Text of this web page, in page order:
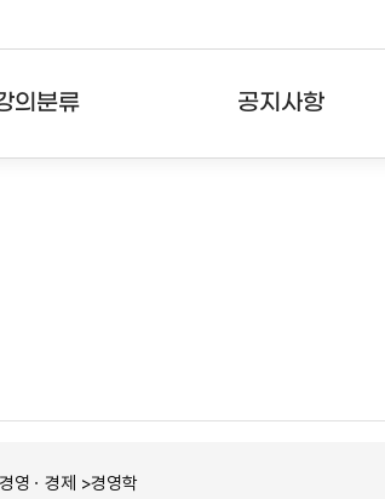
의분류 공지사항
영ㆍ경제 >경영학